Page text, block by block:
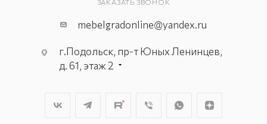
ЗАКАЗАТЬ ЗВОНОК
mebelgradonline@yandex.ru
г.Подольск, пр-т Юных Ленинцев,
д. 61, этаж 2
г. Подольск, ул. Станционная, д. 11